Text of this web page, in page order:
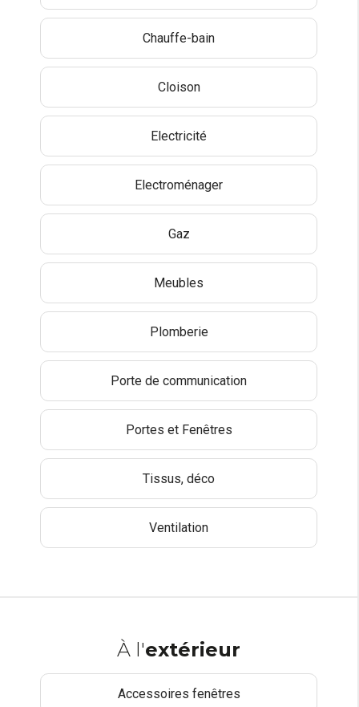
Chauffe-bain
Cloison
Electricité
Electroménager
Gaz
Meubles
Plomberie
Porte de communication
Portes et Fenêtres
Tissus, déco
Ventilation
À l'extérieur
Accessoires fenêtres